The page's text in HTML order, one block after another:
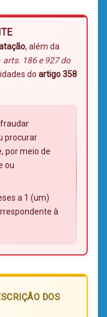
, além da
arts. 186 e 927 do
do artigo 358
procurar
por meio de
ou
a 1 (um)
à
DOS